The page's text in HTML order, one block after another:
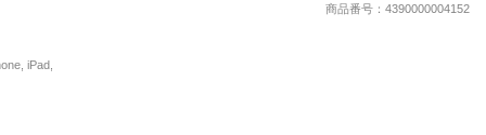
推し楽商品番号：4390000004152
iPad,